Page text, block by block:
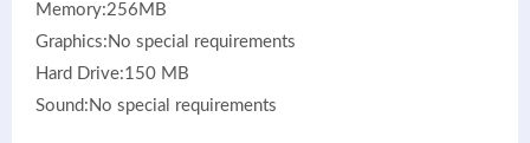
Memory:256MB
Graphics:No special requirements
Hard Drive:150 MB
Sound:No special requirements